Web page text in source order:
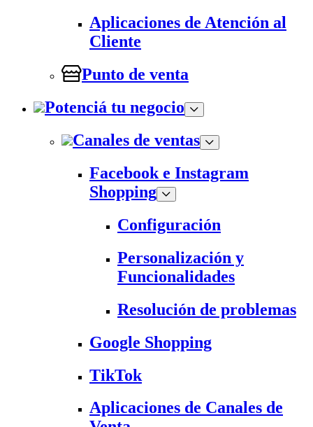
Aplicaciones de Atención al
Cliente
Punto de venta
Potenciá tu negocio
Canales de ventas
Facebook e Instagram
Shopping
Configuración
Personalización y
Funcionalidades
Resolución de problemas
Google Shopping
TikTok
Aplicaciones de Canales de